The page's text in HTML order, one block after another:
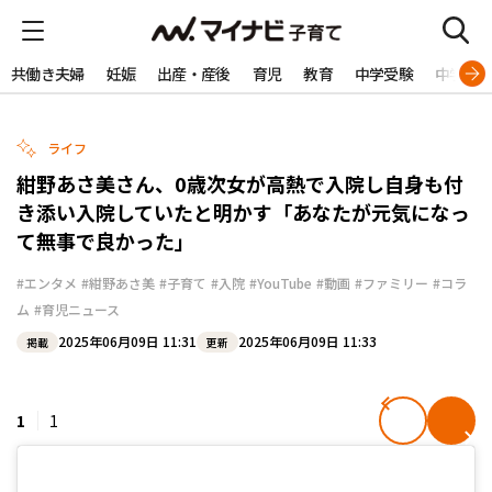
共働き夫婦 妊娠 出産・産後 育児 教育 中学受験 中学生
ライフ
紺野あさ美さん、0歳次女が高熱で入院し自身も付
き添い入院していたと明かす「あなたが元気になっ
て無事で良かった」
#エンタメ #紺野あさ美 #子育て #入院 #YouTube #動画 #ファミリー #コラ
ム #育児ニュース
掲載 2025年06月09日 11:31 更新 2025年06月09日 11:33
1 1